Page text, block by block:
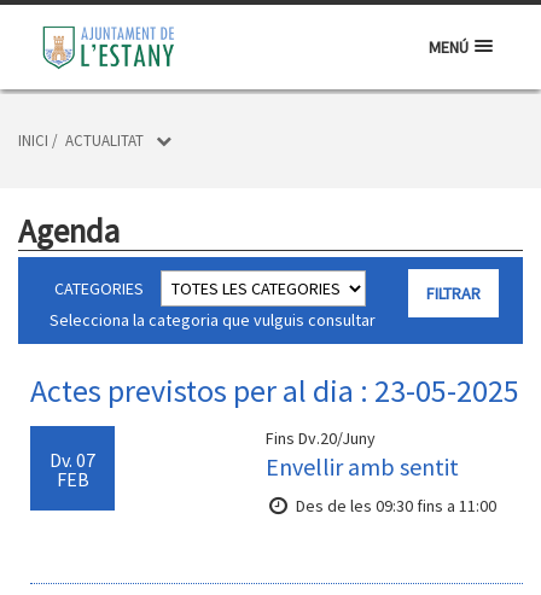
MENÚ
INICI / ACTUALITAT
Agenda
CATEGORIES
Selecciona la categoria que vulguis consultar
Actes previstos per al dia : 23-05-2025
Dv. 07
FEB
Fins Dv.20/Juny
Envellir amb sentit
Des de les 09:30 fins a 11:00